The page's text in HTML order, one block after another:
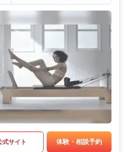
式サイト 体験・相談予約